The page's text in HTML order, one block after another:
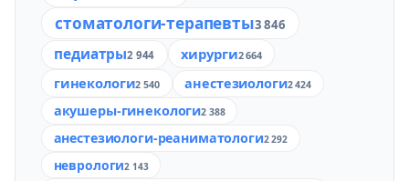
стоматологи-терапевты3 846
педиатры2 944 хирурги2 664
гинекологи2 540 анестезиологи2 424
акушеры-гинекологи2 388
анестезиологи-реаниматологи2 292
неврологи2 143